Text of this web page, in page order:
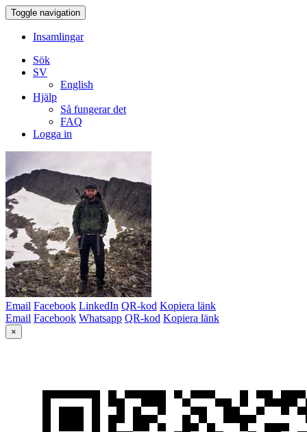
Toggle navigation
Insamlingar
Sök
SV
English
Hjälp
Så fungerar det
FAQ
Logga in
Email Facebook LinkedIn QR-kod Kopiera länk
Email Facebook Whatsapp QR-kod Kopiera länk
×